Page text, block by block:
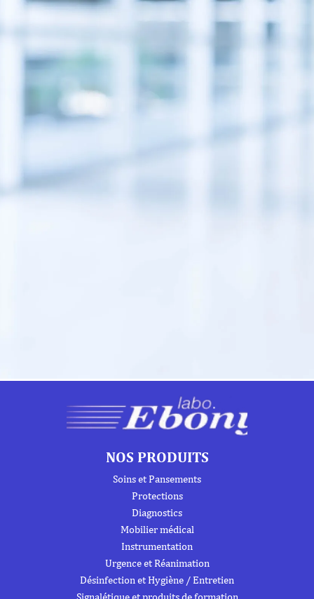
NOS PRODUITS
Soins et Pansements
Protections
Diagnostics
Mobilier médical
Instrumentation
Urgence et Réanimation
Désinfection et Hygiène / Entretien
Signalétique et produits de formation